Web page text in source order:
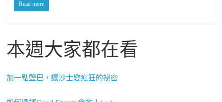
Read more
本週大家都在看
加一點鹽巴，讓沙士變瘋狂的祕密